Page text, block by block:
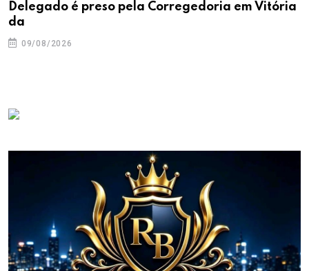
Delegado é preso pela Corregedoria em Vitória
da
09/08/2026